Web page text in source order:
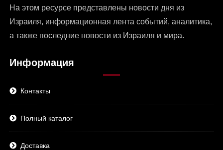
На этом ресурсе представлены новости дня из
Израиля, информационная лента событий, аналитика,
а также последние новости из Израиля и мира.
Информация
Контакты
Полный каталог
Доставка